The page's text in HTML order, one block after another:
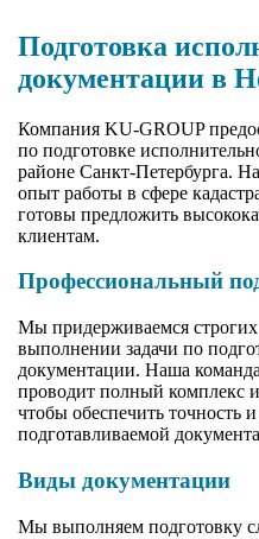
Подготовка
документации в
Компания KU-GROUP
по подготовке
районе Санкт-Петербурга.
опыт работы в сфере
готовы предложить
клиентам.
Профессиональный
Мы придерживаемся
выполнении задачи по
документации. Наша
проводит полный комплекс
чтобы обеспечить точность
подготавливаемой
Виды документации
Мы выполняем подготовку